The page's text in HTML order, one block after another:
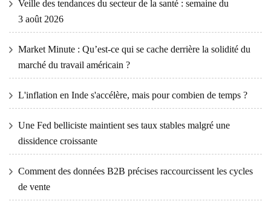
Veille des tendances du secteur de la santé : semaine du
3 août 2026
Market Minute : Qu’est-ce qui se cache derrière la solidité du
marché du travail américain ?
L'inflation en Inde s'accélère, mais pour combien de temps ?
Une Fed belliciste maintient ses taux stables malgré une
dissidence croissante
Comment des données B2B précises raccourcissent les cycles
de vente